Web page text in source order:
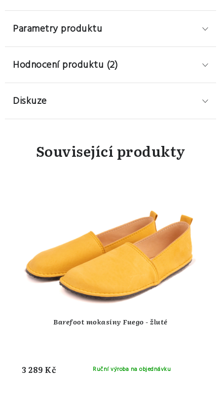
Parametry produktu
Hodnocení produktu (2)
Diskuze
Související produkty
Barefoot mokasíny Fuego - žluté
Ruční výroba na objednávku
3 289 Kč